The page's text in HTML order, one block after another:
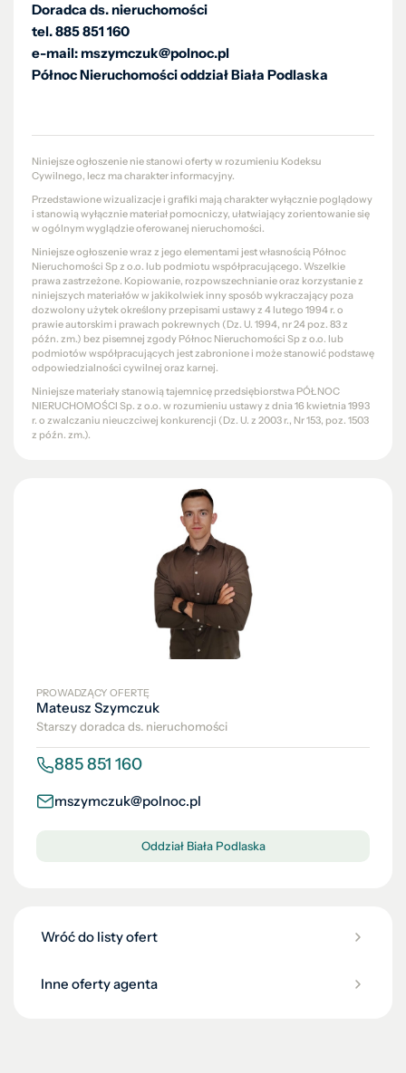
Doradca ds. nieruchomości
tel. 885 851 160
e-mail: mszymczuk@polnoc.pl
Północ Nieruchomości oddział Biała Podlaska
Niniejsze ogłoszenie nie stanowi oferty w rozumieniu Kodeksu
Cywilnego, lecz ma charakter informacyjny.
Przedstawione wizualizacje i grafiki mają charakter wyłącznie poglądowy
i stanowią wyłącznie materiał pomocniczy, ułatwiający zorientowanie się
w ogólnym wyglądzie oferowanej nieruchomości.
Niniejsze ogłoszenie wraz z jego elementami jest własnością Północ
Nieruchomości Sp z o.o. lub podmiotu współpracującego. Wszelkie
prawa zastrzeżone. Kopiowanie, rozpowszechnianie oraz korzystanie z
niniejszych materiałów w jakikolwiek inny sposób wykraczający poza
dozwolony użytek określony przepisami ustawy z 4 lutego 1994 r. o
prawie autorskim i prawach pokrewnych (Dz. U. 1994, nr 24 poz. 83 z
późn. zm.) bez pisemnej zgody Północ Nieruchomości Sp z o.o. lub
podmiotów współpracujących jest zabronione i może stanowić podstawę
odpowiedzialności cywilnej oraz karnej.
Niniejsze materiały stanowią tajemnicę przedsiębiorstwa PÓŁNOC
NIERUCHOMOŚCI Sp. z o.o. w rozumieniu ustawy z dnia 16 kwietnia 1993
r. o zwalczaniu nieuczciwej konkurencji (Dz. U. z 2003 r., Nr 153, poz. 1503
z późn. zm.).
PROWADZĄCY OFERTĘ
Mateusz Szymczuk
Starszy doradca ds. nieruchomości
885 851 160
mszymczuk@polnoc.pl
Oddział Biała Podlaska
Wróć do listy ofert
Inne oferty agenta